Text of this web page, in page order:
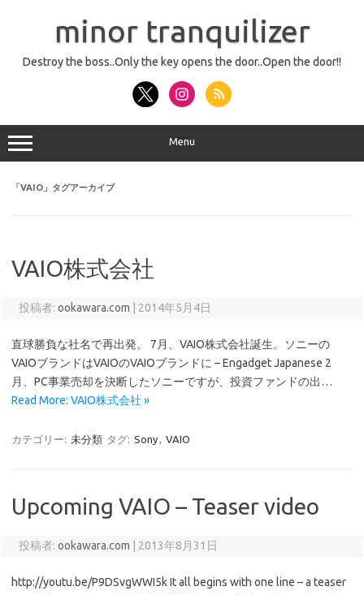
minor tranquilizer
Destroy the boss..Only the key opens the door..Open the door!!
Menu
「VAIO 」タグアーカイブ
VAIO株式会社
投稿者: ookawara.com 2014年5月4日
直球勝負な社名で再出発。 7月、VAIO株式会社誕生。ソニーの
VAIOブランドはVAIOのVAIOブランドに – Engadget Japanese 2
月、PC事業売却を決断したソニーですが、投資ファンドの出…
Read More: VAIO株式会社 »
カテゴリー: 未分類 タグ: Sony, VAIO
Upcoming VAIO – Teaser video
投稿者: ookawara.com 2013年8月31日
http://youtu.be/P9DSvgWWI5k It all begins with one line – a teaser